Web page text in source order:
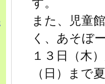
す。
また、児童
く、あそぼ
１３日（木
（日）まで